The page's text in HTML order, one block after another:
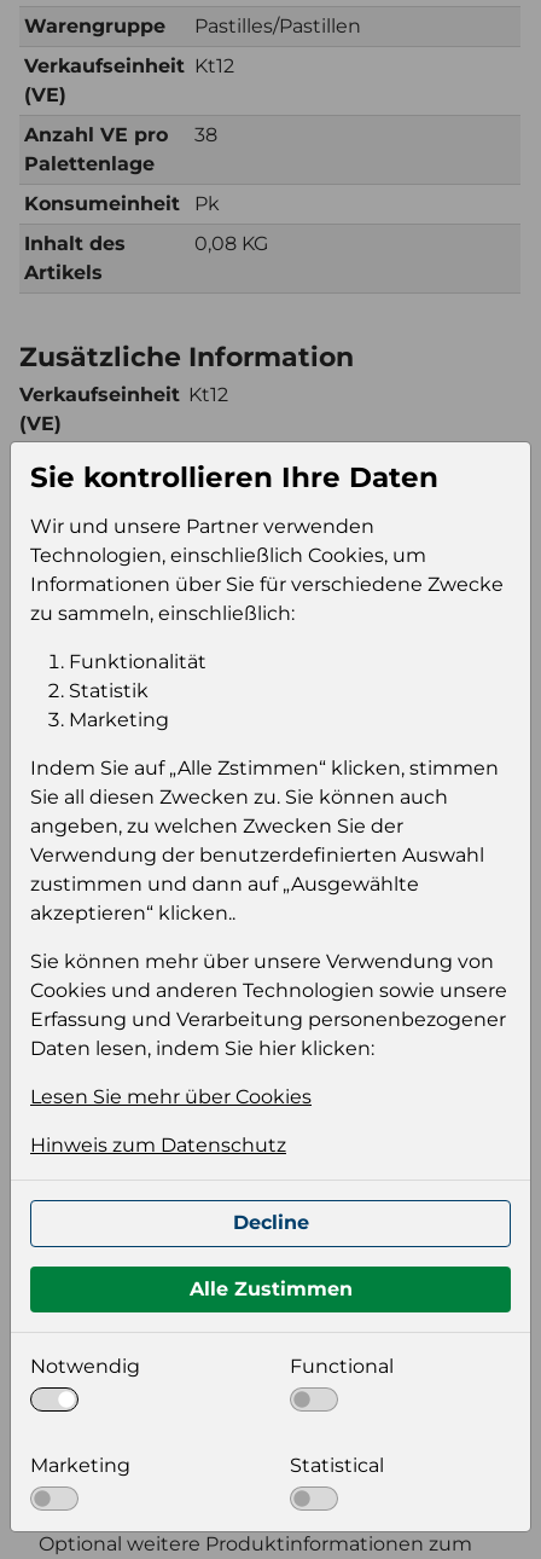
Warengruppe
Pastilles/Pastillen
Verkaufseinheit
(VE)
Kt12
Anzahl VE pro
Palettenlage
38
Konsumeinheit
Pk
Inhalt des
Artikels
0,08 KG
Zusätzliche Information
Verkaufseinheit
(VE)
Kt12
pro Palette
Konsumeinheit Pk
Stückzahl pro
Palette
5016
Einloggen um den Preis zu
sehen und/oder dieses Produkt zu kaufen.
Einloggen Anmeldung für B2B Konto
Produktinformation
Wählen Sie eine Sprache und ein Format für
Keiner
wählen Sie eine Auflösung für Ihr Bild aus
Bildauflösung
Zusätzliche Produktinformationen
Optional weitere Produktinformationen zum
Sie kontrollieren Ihre Daten
Wir und unsere Partner verwenden
Technologien, einschließlich Cookies, um
Informationen über Sie für verschiedene Zwecke
zu sammeln, einschließlich:
Funktionalität
Statistik
Marketing
Indem Sie auf „Alle Zstimmen“ klicken, stimmen
Sie all diesen Zwecken zu. Sie können auch
angeben, zu welchen Zwecken Sie der
Verwendung der benutzerdefinierten Auswahl
zustimmen und dann auf „Ausgewählte
akzeptieren“ klicken..
Sie können mehr über unsere Verwendung von
Cookies und anderen Technologien sowie unsere
Erfassung und Verarbeitung personenbezogener
Daten lesen, indem Sie hier klicken:
Lesen Sie mehr über Cookies
Hinweis zum Datenschutz
Decline
Alle Zustimmen
Notwendig Functional
Marketing Statistical